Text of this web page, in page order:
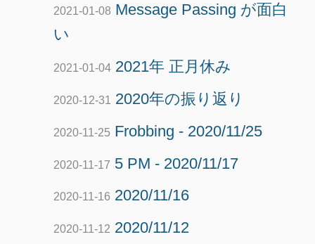
2021-01-08 Message Passing が面白
い
2021-01-04 2021年 正月休み
2020-12-31 2020年の振り返り
2020-11-25 Frobbing - 2020/11/25
2020-11-17 5 PM - 2020/11/17
2020-11-16 2020/11/16
2020-11-12 2020/11/12